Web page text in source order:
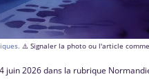
⚠️ Signaler la photo ou l'article
juin 2026 dans la rubrique